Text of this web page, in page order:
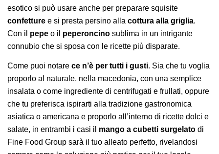
esotico si può usare anche per preparare squisite
confetture e si presta persino alla cottura alla griglia.
Con il pepe o il peperoncino sublima in un intrigante
connubio che si sposa con le ricette più disparate.
Come puoi notare ce n’è per tutti i gusti. Sia che tu voglia
proporlo al naturale, nella macedonia, con una semplice
insalata o come ingrediente di centrifugati e frullati, oppure
che tu preferisca ispirarti alla tradizione gastronomica
asiatica o americana e proporlo all’interno di ricette dolci e
salate, in entrambi i casi il mango a cubetti surgelato di
Fine Food Group sarà il tuo alleato perfetto, rivelandosi